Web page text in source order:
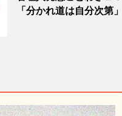
「分かれ道は自分次第」